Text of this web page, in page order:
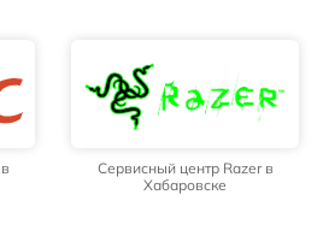
Сервисный центр Razer в
Хабаровске